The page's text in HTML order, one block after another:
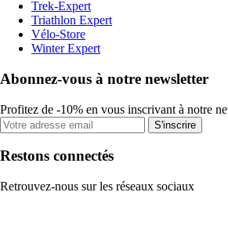
Trek-Expert
Triathlon Expert
Vélo-Store
Winter Expert
Abonnez-vous à notre newsletter
Profitez de -10% en vous inscrivant à notre
S'inscrire
Restons connectés
Retrouvez-nous sur les réseaux sociaux